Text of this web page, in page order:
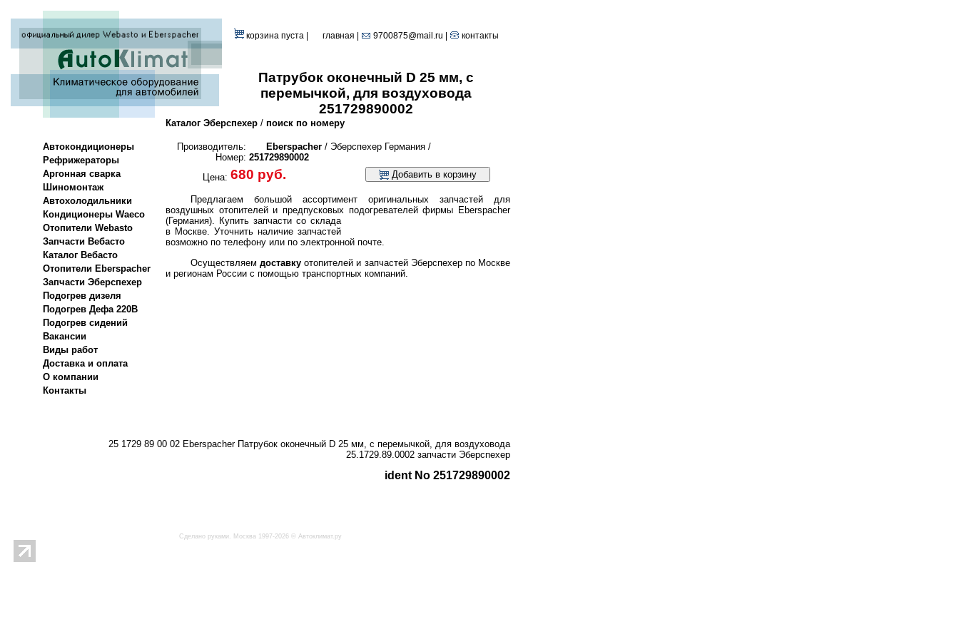
корзина пуста | главная 9700875@mail.ru | контакты
Патрубок оконечный D 25 мм, с
перемычкой, для воздуховода
251729890002
Автокондиционеры
Рефрижераторы
Аргонная сварка
Шиномонтаж
Автохолодильники
Кондиционеры Waeco
Отопители Webasto
Запчасти Вебасто
Каталог Вебасто
Отопители Eberspacher
Запчасти Эберспехер
Подогрев дизеля
Подогрев Дефа 220В
Подогрев сидений
Вакансии
Виды работ
Доставка и оплата
О компании
Контакты
Каталог Эберспехер / поиск по номеру
Производитель:
Номер:
Eberspacher / Эберспехер Германия /
251729890002
Цена: 680 руб. Добавить в корзину
Предлагаем большой ассортимент оригинальных запчастей для
воздушных отопителей и предпусковых подогревателей фирмы Eberspacher
(Германия). Купить запчасти со склада
в Москве. Уточнить наличие запчастей
возможно по телефону или по электронной почте.
Осуществляемдоставку отопителей и запчастей Эберспехер по Москве
и регионам России с помощью транспортных компаний.
25 1729 89 00 02 Eberspacher Патрубок оконечный D 25 мм, с перемычкой, для воздуховода
25.1729.89.0002 запчасти Эберспехер
ident No 251729890002
Сделано руками. Москва 1997-2026 © Автоклимат.ру